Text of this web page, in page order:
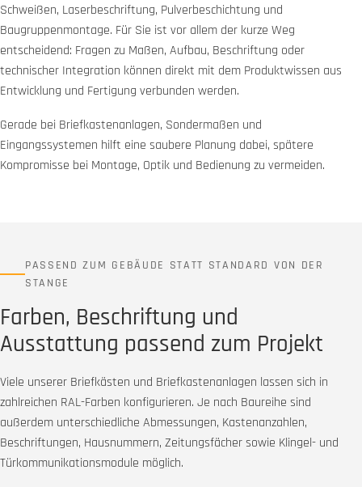
Schweißen, Laserbeschriftung, Pulverbeschichtung und
Baugruppenmontage. Für Sie ist vor allem der kurze Weg
entscheidend: Fragen zu Maßen, Aufbau, Beschriftung oder
technischer Integration können direkt mit dem Produktwissen aus
Entwicklung und Fertigung verbunden werden.
Gerade bei Briefkastenanlagen, Sondermaßen und
Eingangssystemen hilft eine saubere Planung dabei, spätere
Kompromisse bei Montage, Optik und Bedienung zu vermeiden.
PASSEND ZUM GEBÄUDE STATT STANDARD VON DER
STANGE
Farben, Beschriftung und
Ausstattung passend zum Projekt
Viele unserer Briefkästen und Briefkastenanlagen lassen sich in
zahlreichen RAL-Farben konfigurieren. Je nach Baureihe sind
außerdem unterschiedliche Abmessungen, Kastenanzahlen,
Beschriftungen, Hausnummern, Zeitungsfächer sowie Klingel- und
Türkommunikationsmodule möglich.